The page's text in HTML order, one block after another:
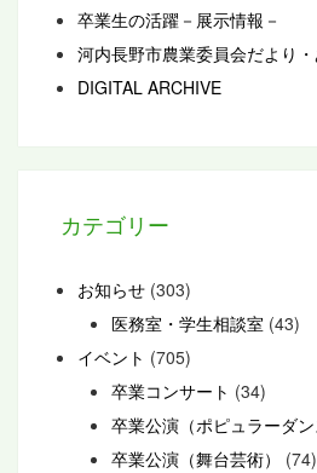
卒業生の活躍－展示情報－
河内長野市農業委員会だより
DIGITAL ARCHIVE
カテゴリー
お知らせ (303)
医務室・学生相談室 (43)
イベント (705)
卒業コンサート (34)
卒業公演（ポピュラーダン
卒業公演（舞台芸術）
(74)